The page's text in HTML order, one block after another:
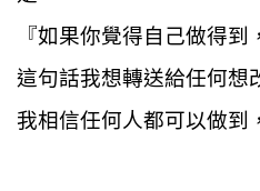
『如果你覺得自己做得到
這句話我想轉送給任何想
我相信任何人都可以做到